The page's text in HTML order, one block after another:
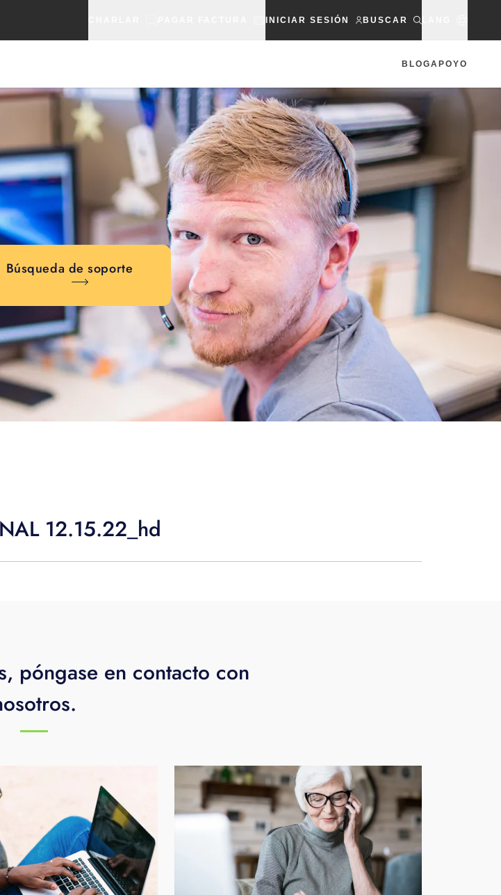
INICIAR SESIÓN BUSCAR
BLOGAPOYO
Búsqueda de soporte
12.15.22_hd
póngase en contacto con